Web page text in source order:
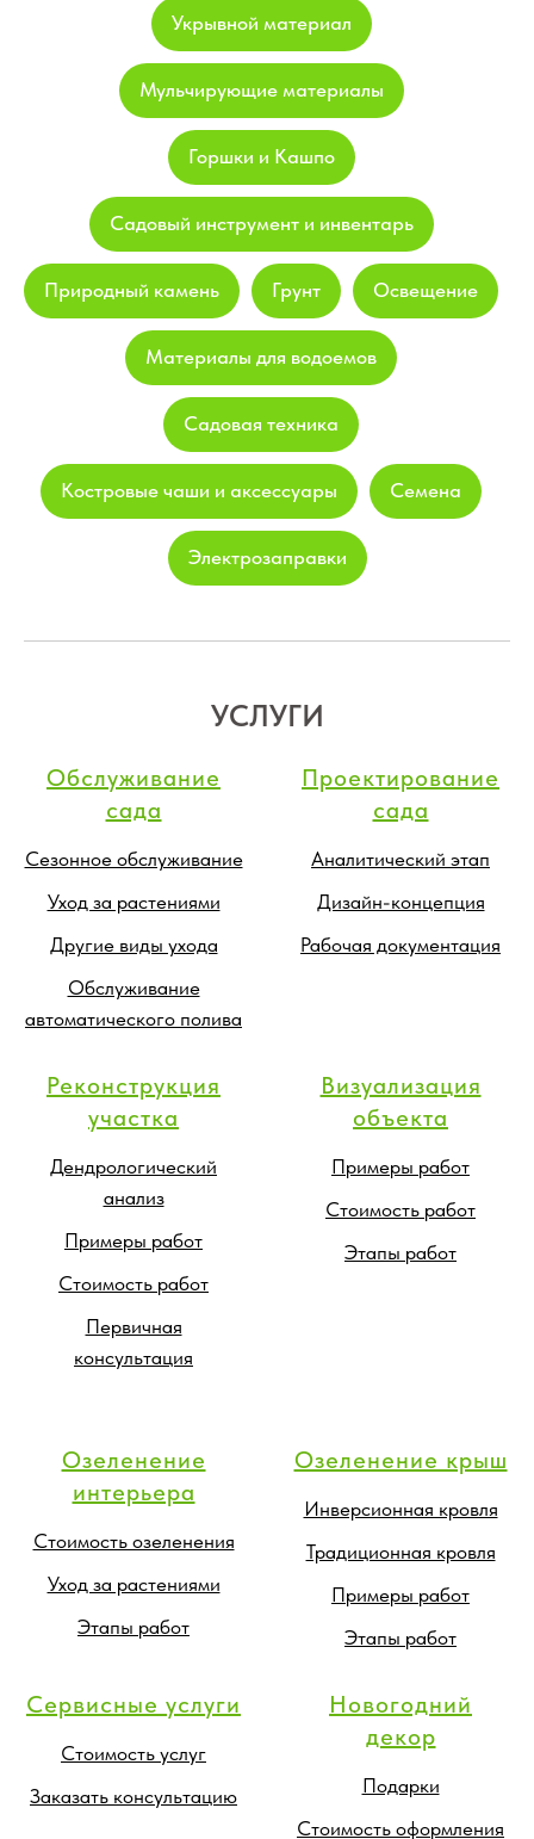
Укрывной материал
Мульчирующие материалы
Горшки и Кашпо
Садовый инструмент и инвентарь
Природный камень Грунт Освещение
Материалы для водоемов
Садовая техника
Костровые чаши и аксессуары Семена
Электрозаправки
УСЛУГИ
Обслуживание
сада
Сезонное обслуживание
Уход за растениями
Другие виды ухода
Обслуживание
автоматического полива
Проектирование
сада
Аналитический этап
Дизайн-концепция
Рабочая документация
Реконструкция
участка
Дендрологический
анализ
Примеры работ
Стоимость работ
Первичная
консультация
Визуализация
объекта
Примеры работ
Стоимость работ
Этапы работ
Озеленение
интерьера
Стоимость озеленения
Уход за растениями
Этапы работ
Озеленение крыш
Инверсионная кровля
Традиционная кровля
Примеры работ
Этапы работ
Сервисные услуги
Стоимость услуг
Заказать консультацию
Новогодний
декор
Подарки
Стоимость оформления